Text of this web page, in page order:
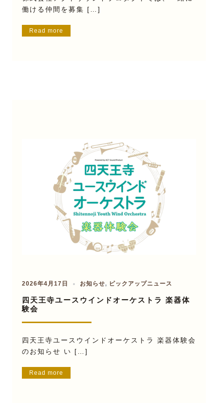
働ける仲間を募集 […]
Read more
2026年4月17日 お知らせ, ピックアップニュース
四天王寺ユースウインドオーケストラ 楽器体
験会
四天王寺ユースウインドオーケストラ 楽器体験会
のお知らせ い […]
Read more